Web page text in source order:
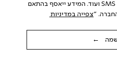
החברה ובכלל זה דוא"ל SMS ועוד. המידע ייאסף בהתאם
"
צפייה במדיניות
←